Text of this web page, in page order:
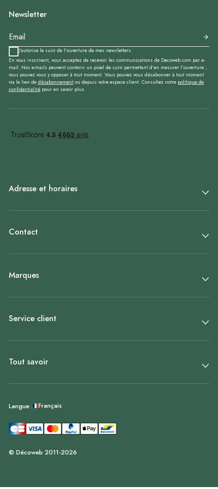
Newsletter
J'autorise le suivi de l'ouverture de mes newsletters.
En vous inscrivant, vous acceptez de recevoir les communications de Decoweb.com par e-
mail. Nos e-mails peuvent contenir un pixel de suivi permettant d’en mesurer l’ouverture ;
vous pouvez vous y opposer à tout moment. Vous pouvez vous désabonner à tout moment
via le lien de désabonnement ou depuis votre espace client. Consultez notre politique de
confidentialité pour en savoir plus.
Adresse et horaires
Contact
Marques
Service client
Tout savoir
Langue : Français
© Décoweb 2011-2026